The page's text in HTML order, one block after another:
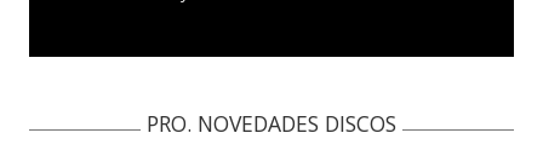
PRO. NOVEDADES DISCOS